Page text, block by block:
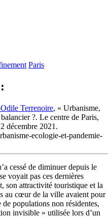
Paris
Terrenoire, « Urbanisme,
?. Le centre de Paris,
décembre 2021.
ecologie-et-pandemie-
cessé de diminuer depuis le
voyait pas ces dernières
son attractivité touristique et la
au cœur de la ville avaient pour
de populations non résidentes,
invisible » utilisée lors d’un